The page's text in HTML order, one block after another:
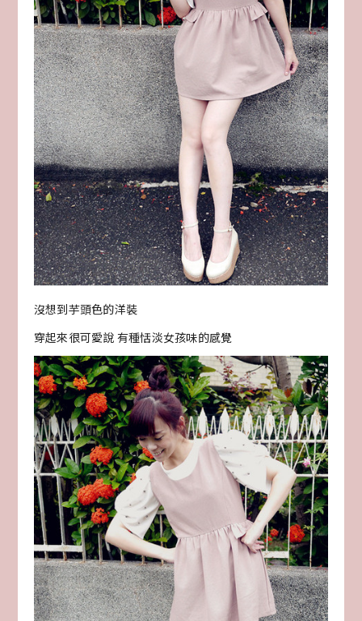
沒想到芋頭色的洋裝
穿起來很可愛說 有種恬淡女孩味的感覺